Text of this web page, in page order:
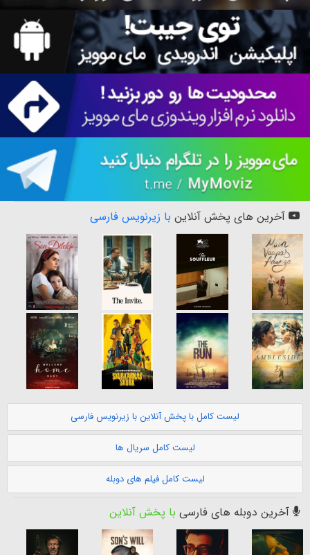
آخرین های پخش آنلاین با زیرنویس فارسی
لیست کامل با پخش آنلاین با زیرنویس فارسی
لیست کامل سریال ها
لیست کامل فیلم های دوبله
آخرین دوبله های فارسی با پخش آنلاین